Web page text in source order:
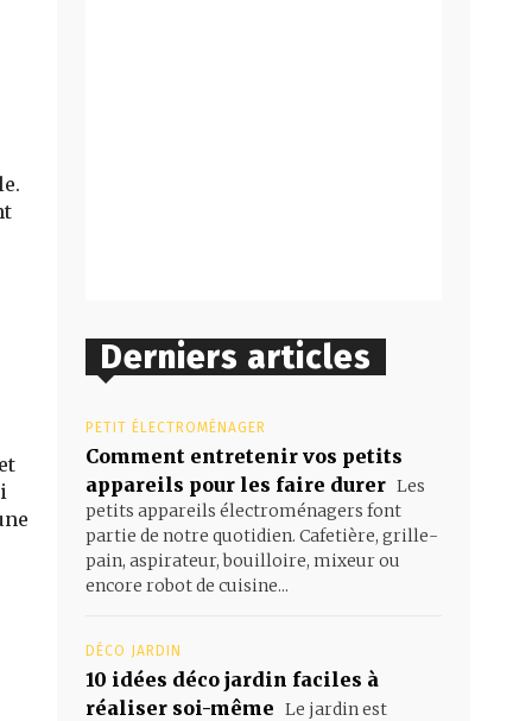
Derniers articles
PETIT ÉLECTROMÉNAGER
Comment entretenir vos petits
appareils pour les faire durer Les
petits appareils électroménagers font
partie de notre quotidien. Cafetière, grille-
pain, aspirateur, bouilloire, mixeur ou
encore robot de cuisine...
DÉCO JARDIN
10 idées déco jardin faciles à
réaliser soi-même Le jardin est